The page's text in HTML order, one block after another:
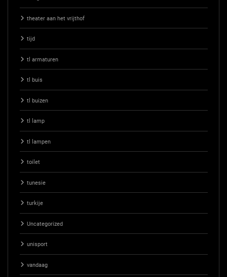
theater aan het vrijthof
tijd
tl armaturen
tl buis
tl buizen
tl lamp
tl lampen
toilet
tunesie
turkije
Uncategorized
unisport
vandaag